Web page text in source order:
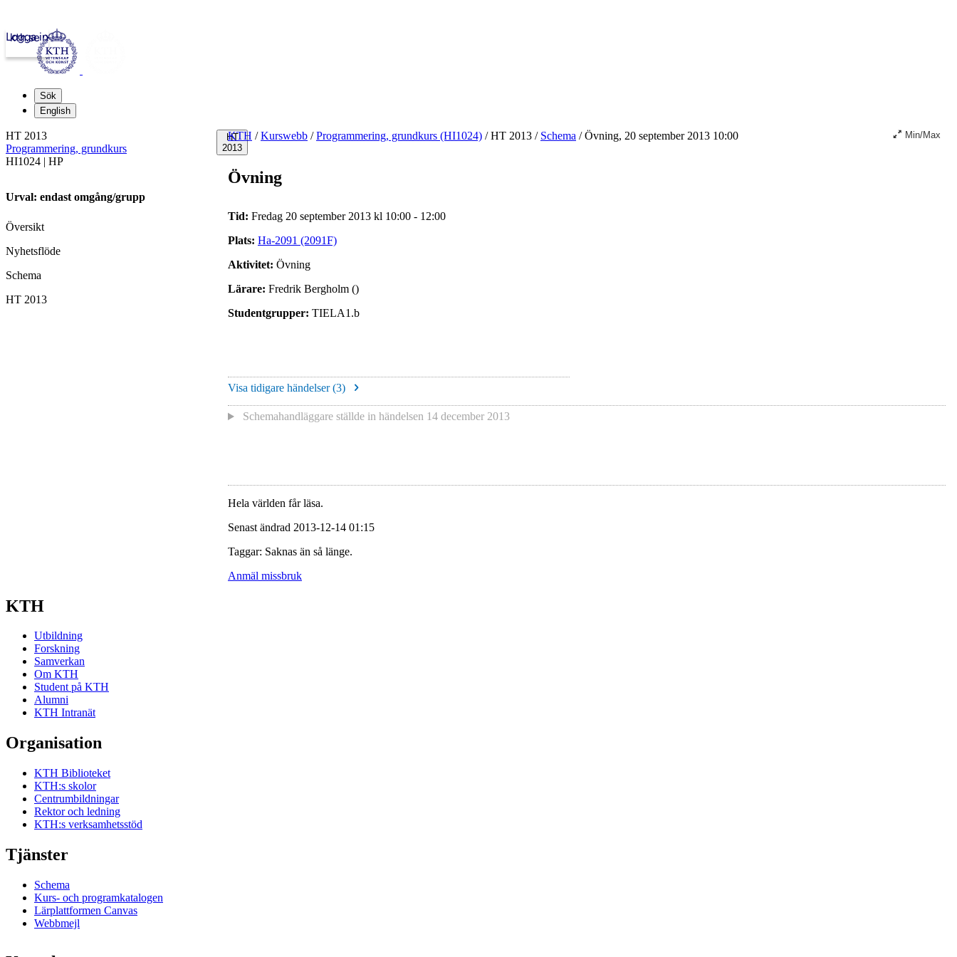
kth.se
Logga in
Sök
English
HT
2013
KTH / Kurswebb / Programmering, grundkurs (HI1024) /HT 2013 / Schema /Övning, 20 september 2013 10:00 Min/Max
Övning
Tid: Fredag 20 september 2013 kl 10:00 - 12:00
Plats: Ha-2091 (2091F)
Aktivitet: Övning
Lärare: Fredrik Bergholm ()
Studentgrupper: TIELA1.b
Visa tidigare händelser (3)
Schemahandläggare ställde in händelsen 14 december 2013
Hela världen får läsa.
Senast ändrad 2013-12-14 01:15
Taggar: Saknas än så länge.
Anmäl missbruk
HT 2013
Programmering, grundkurs
HI1024 | HP
Urval: endast omgång/grupp
Översikt
Nyhetsflöde
Schema
HT 2013
KTH
Utbildning
Forskning
Samverkan
Om KTH
Student på KTH
Alumni
KTH Intranät
Organisation
KTH Biblioteket
KTH:s skolor
Centrumbildningar
Rektor och ledning
KTH:s verksamhetsstöd
Tjänster
Schema
Kurs- och programkatalogen
Lärplattformen Canvas
Webbmejl